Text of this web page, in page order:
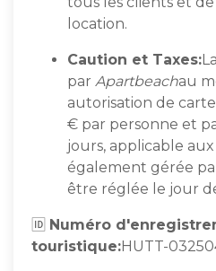
location.
Caution et Taxes:
par Apartbeachau
autorisation de
€ par personne et
jours, applicable
également gérée
être réglée le jour
🆔 Numéro
touristique:HUTT-